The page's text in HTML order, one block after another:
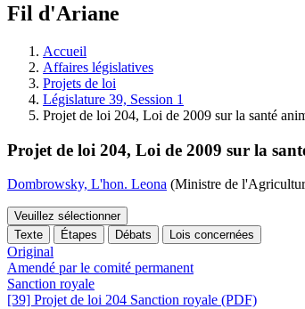
découvrir
l'Assemblée
législative.
Fil d'Ariane
Accueil
Affaires législatives
Projets de loi
Législature 39, Session 1
Projet de loi 204, Loi de 2009 sur la santé
Projet de loi 204, Loi de 2009 sur la
Dombrowsky, L'hon. Leona (Ministre de
Veuillez sélectionner
Texte
Étapes Débats Lois concernées
Original
Amendé par le comité permanent
Sanction royale
[39] Projet de loi 204 Sanction royale (PDF)